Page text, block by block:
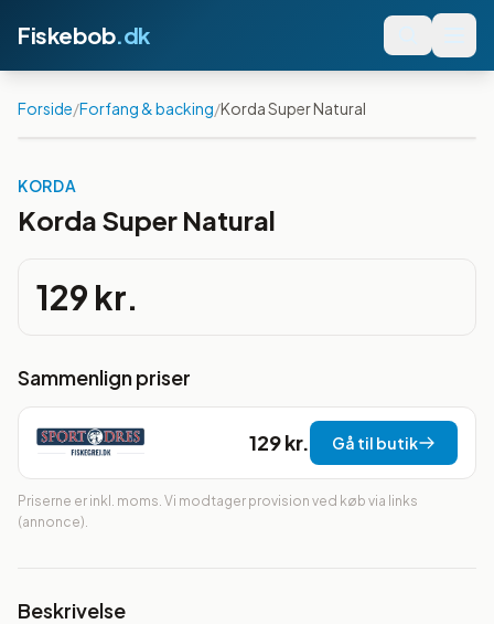
Fiskebob.dk
Forside/Forfang & backing/Korda Super Natural
KORDA
Korda Super Natural
129 kr.
Sammenlign priser
129 kr. Gå til butik
Priserne er inkl. moms. Vi modtager provision ved køb via links
(annonce).
Beskrivelse